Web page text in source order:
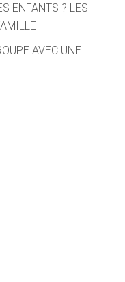
ENFANTS ? LES
AVEC UNE